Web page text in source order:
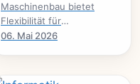
Maschinenbau bietet
Flexibilität für
Berufstätige. Dieser
praktische.
06. Mai 2026